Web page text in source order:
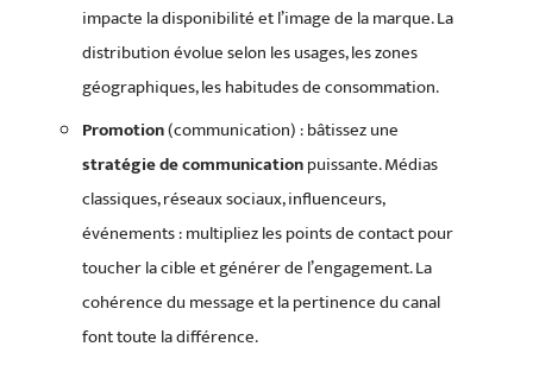
impacte la disponibilité et l’image de la marque. La
distribution évolue selon les usages, les zones
géographiques, les habitudes de consommation.
Promotion(communication) : bâtissez une
stratégie de communicationpuissante. Médias
classiques, réseaux sociaux, influenceurs,
événements : multipliez les points de contact pour
toucher la cible et générer de l’engagement. La
cohérence du message et la pertinence du canal
font toute la différence.